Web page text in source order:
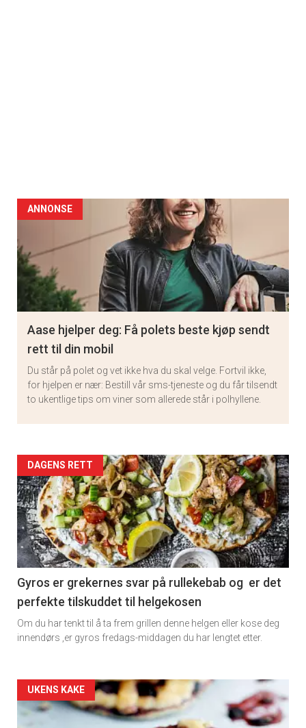
ANNONSE
Aase hjelper deg: Få polets beste kjøp sendt
rett til din mobil
Du står på polet og vet ikke hva du skal velge. Fortvil ikke,
for hjelpen er nær: Bestill vår sms-tjeneste og du får tilsendt
to ukentlige tips om viner som allerede står i polhyllene.
Artikler
detail
-
section
11
DAGENS RETT
Gyros er grekernes svar på rullekebab og er det
perfekte tilskuddet til helgekosen
Om du har tenkt til å ta frem grillen denne helgen eller kose deg
innendørs ,er gyros fredags-middagen du har lengtet etter.
Artikler
detail
UKENS KAKE